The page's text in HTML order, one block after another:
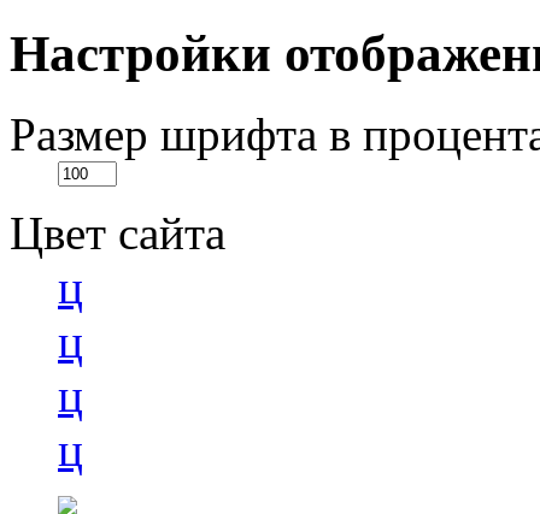
Настройки
Размер шрифта в
Цвет сайта
ц
ц
ц
ц